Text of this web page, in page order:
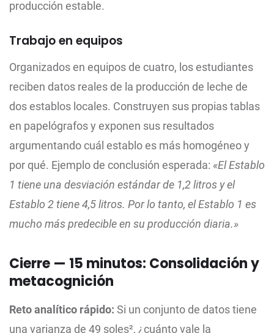
producción estable.
Trabajo en equipos
Organizados en equipos de cuatro, los estudiantes
reciben datos reales de la producción de leche de
dos establos locales. Construyen sus propias tablas
en papelógrafos y exponen sus resultados
argumentando cuál establo es más homogéneo y
por qué. Ejemplo de conclusión esperada: «El Establo
1 tiene una desviación estándar de 1,2 litros y el
Establo 2 tiene 4,5 litros. Por lo tanto, el Establo 1 es
mucho más predecible en su producción diaria.»
Cierre — 15 minutos: Consolidación y
metacognición
Reto analítico rápido: Si un conjunto de datos tiene
una varianza de 49 soles², ¿cuánto vale la